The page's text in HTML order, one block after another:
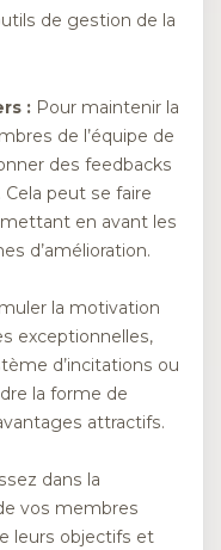
de gestion de la
: Pour maintenir la
de l’équipe de
des feedbacks
peut se faire
en avant les
d’amélioration.
la motivation
exceptionnelles,
d’incitations ou
la forme de
attractifs.
dans la
vos membres
leurs objectifs et